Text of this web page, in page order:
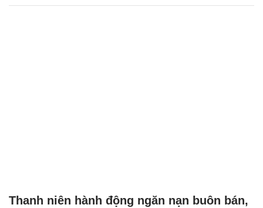
Thanh niên hành động ngăn nạn buôn bán,